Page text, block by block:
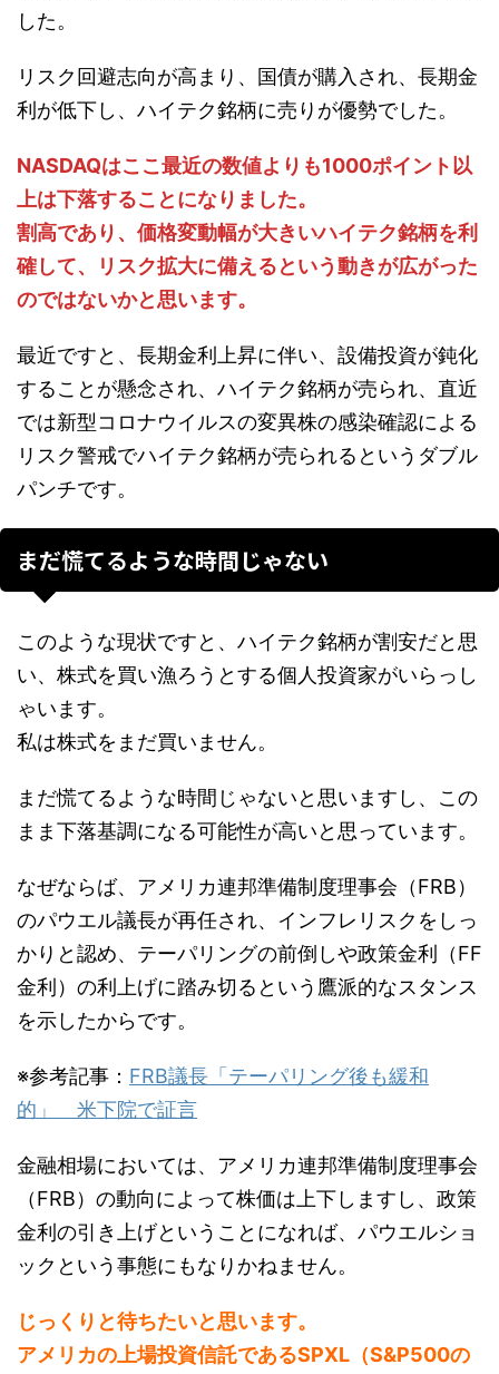
した。
リスク回避志向が高まり、国債が購入され、長期金
利が低下し、ハイテク銘柄に売りが優勢でした。
NASDAQはここ最近の数値よりも1000ポイント以
上は下落することになりました。
割高であり、価格変動幅が大きいハイテク銘柄を利
確して、リスク拡大に備えるという動きが広がった
のではないかと思います。
最近ですと、長期金利上昇に伴い、設備投資が鈍化
することが懸念され、ハイテク銘柄が売られ、直近
では新型コロナウイルスの変異株の感染確認による
リスク警戒でハイテク銘柄が売られるというダブル
パンチです。
まだ慌てるような時間じゃない
このような現状ですと、ハイテク銘柄が割安だと思
い、株式を買い漁ろうとする個人投資家がいらっし
ゃいます。
私は株式をまだ買いません。
まだ慌てるような時間じゃないと思いますし、この
まま下落基調になる可能性が高いと思っています。
なぜならば、アメリカ連邦準備制度理事会（FRB）
のパウエル議長が再任され、インフレリスクをしっ
かりと認め、テーパリングの前倒しや政策金利（FF
金利）の利上げに踏み切るという鷹派的なスタンス
を示したからです。
※参考記事： FRB議長「テーパリング後も緩和
的」 米下院で証言
金融相場においては、アメリカ連邦準備制度理事会
（FRB）の動向によって株価は上下しますし、政策
金利の引き上げということになれば、パウエルショ
ックという事態にもなりかねません。
じっくりと待ちたいと思います。
アメリカの上場投資信託であるSPXL（S&P500の